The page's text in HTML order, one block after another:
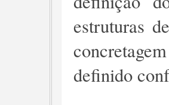
estruturas
definido